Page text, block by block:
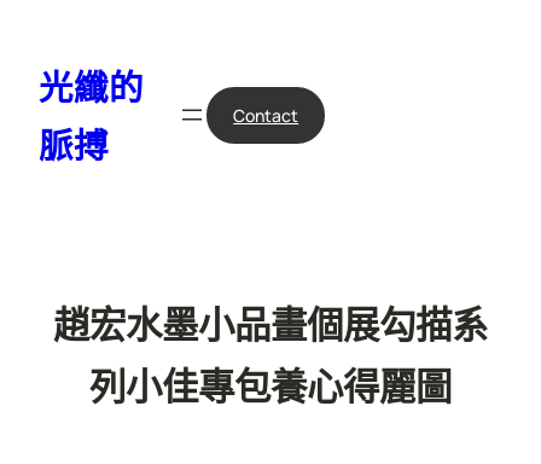
光纖的
脈搏
Contact
趙宏水墨小品畫個展勾描系
列小佳專包養心得麗圖